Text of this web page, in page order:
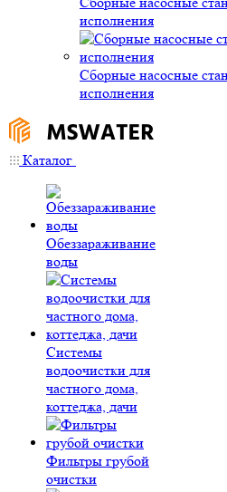
исполнения
Сборные насосные
исполнения
Каталог
Обеззараживание
воды
Системы
водоочистки для
частного дома,
коттеджа, дачи
Фильтры грубой
очистки